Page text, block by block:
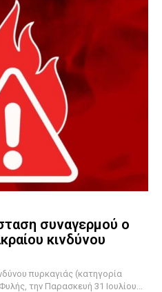
συναγερμού ο
κινδύνου
πυρκαγιάς (κατηγορία
την Παρασκευή 31 Ιουλίου...